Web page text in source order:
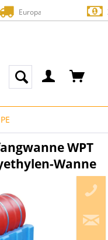
Europaweite
Zahlung
WPT
Wanne